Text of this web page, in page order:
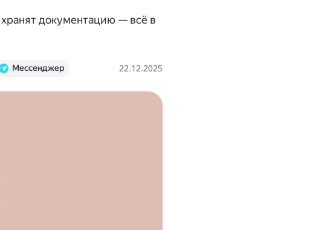
документацию — всё в
Мессенджер
22.12.2025